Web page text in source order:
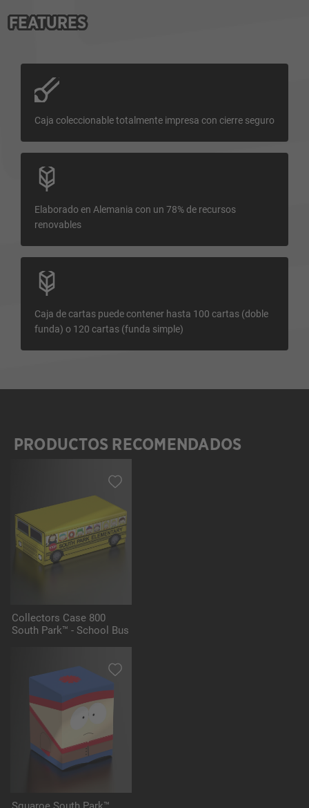
FEATURES
Caja coleccionable totalmente impresa con cierre seguro
Elaborado en Alemania con un 78% de recursos
renovables
Caja de cartas puede contener hasta 100 cartas (doble
funda) o 120 cartas (funda simple)
Omitir la galería de productos
PRODUCTOS RECOMENDADOS
Collectors Case 800
South Park™ - School Bus